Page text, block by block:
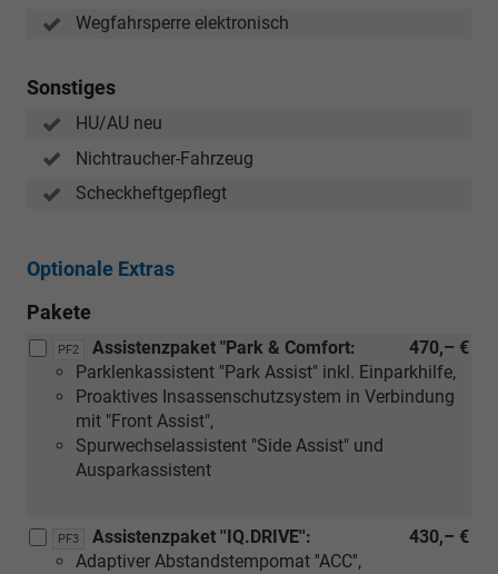
Wegfahrsperre elektronisch
Sonstiges
HU/AU neu
Nichtraucher-Fahrzeug
Scheckheftgepflegt
Optionale Extras
Pakete
PF2 470,– €
Assistenzpaket "Park & Comfort:
Parklenkassistent "Park Assist" inkl. Einparkhilfe,
Proaktives Insassenschutzsystem in Verbindung
mit "Front Assist",
Spurwechselassistent "Side Assist" und
Ausparkassistent
PF3 430,– €
Assistenzpaket ''IQ.DRIVE'':
Adaptiver Abstandstempomat ''ACC'',